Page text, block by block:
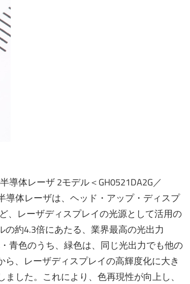
体レーザ 2モデル＜GH0521DA2G／
導体レーザは、ヘッド・アップ・ディスプ
、レーザディスプレイの光源として活用の
約4.3倍にあたる、業界最高の光出力
青色のうち、緑色は、同じ光出力でも他の
、レーザディスプレイの高輝度化に大き
した。これにより、色再現性が向上し、